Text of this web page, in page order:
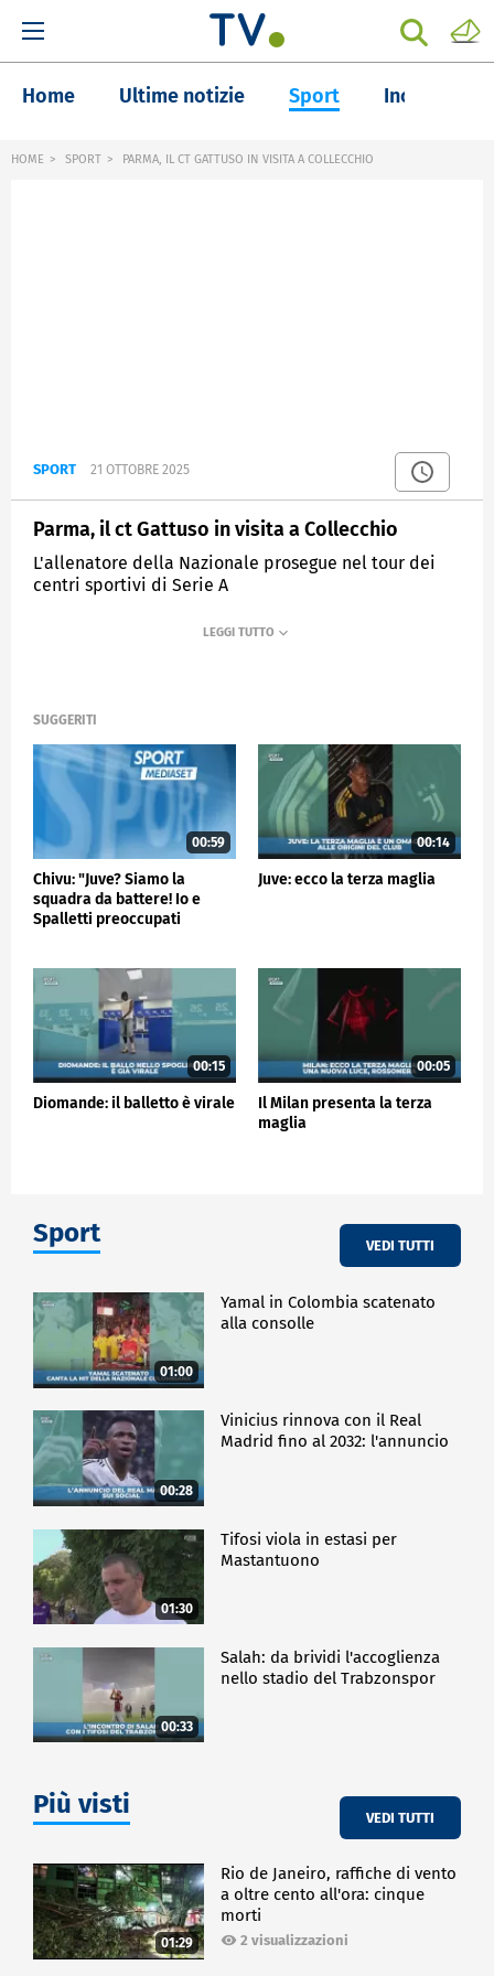
Home Ultime notizie Sport Inchieste
HOME SPORT PARMA, IL CT GATTUSO IN VISITA A COLLECCHIO
SPORT 21 OTTOBRE 2025
Parma, il ct Gattuso in visita a Collecchio
L'allenatore della Nazionale prosegue nel tour dei
centri sportivi di Serie A
SPORTMEDIASET
SUGGERITI
00:59
Chivu: "Juve? Siamo la
squadra da battere! Io e
Spalletti preoccupati
00:14
Juve: ecco la terza maglia
00:15
Diomande: il balletto è virale
00:05
Il Milan presenta la terza
maglia
Sport VEDI TUTTI
01:00
Yamal in Colombia scatenato
alla consolle
00:28
Vinicius rinnova con il Real
Madrid fino al 2032: l'annuncio
01:30
Tifosi viola in estasi per
Mastantuono
00:33
Salah: da brividi l'accoglienza
nello stadio del Trabzonspor
Più visti VEDI TUTTI
01:29
Rio de Janeiro, raffiche di vento
a oltre cento all'ora: cinque
morti
2 visualizzazioni